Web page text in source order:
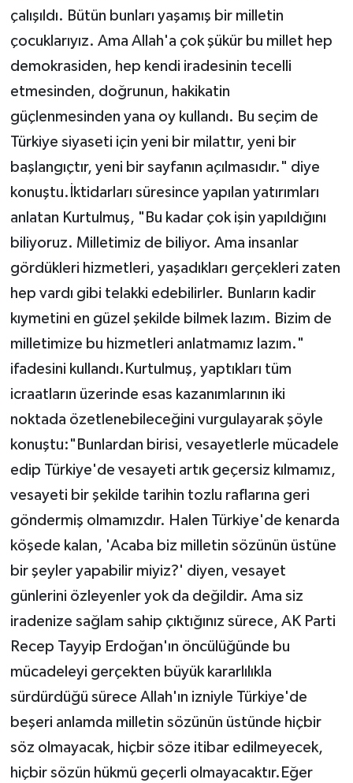
çalışıldı. Bütün bunları yaşamış bir milletin
çocuklarıyız. Ama Allah'a çok şükür bu millet hep
demokrasiden, hep kendi iradesinin tecelli
etmesinden, doğrunun, hakikatin
güçlenmesinden yana oy kullandı. Bu seçim de
Türkiye siyaseti için yeni bir milattır, yeni bir
başlangıçtır, yeni bir sayfanın açılmasıdır." diye
konuştu.İktidarları süresince yapılan yatırımları
anlatan Kurtulmuş, "Bu kadar çok işin yapıldığını
biliyoruz. Milletimiz de biliyor. Ama insanlar
gördükleri hizmetleri, yaşadıkları gerçekleri zaten
hep vardı gibi telakki edebilirler. Bunların kadir
kıymetini en güzel şekilde bilmek lazım. Bizim de
milletimize bu hizmetleri anlatmamız lazım."
ifadesini kullandı.Kurtulmuş, yaptıkları tüm
icraatların üzerinde esas kazanımlarının iki
noktada özetlenebileceğini vurgulayarak şöyle
konuştu:"Bunlardan birisi, vesayetlerle mücadele
edip Türkiye'de vesayeti artık geçersiz kılmamız,
vesayeti bir şekilde tarihin tozlu raflarına geri
göndermiş olmamızdır. Halen Türkiye'de kenarda
köşede kalan, 'Acaba biz milletin sözünün üstüne
bir şeyler yapabilir miyiz?' diyen, vesayet
günlerini özleyenler yok da değildir. Ama siz
iradenize sağlam sahip çıktığınız sürece, AK Parti
Recep Tayyip Erdoğan'ın öncülüğünde bu
mücadeleyi gerçekten büyük kararlılıkla
sürdürdüğü sürece Allah'ın izniyle Türkiye'de
beşeri anlamda milletin sözünün üstünde hiçbir
söz olmayacak, hiçbir söze itibar edilmeyecek,
hiçbir sözün hükmü geçerli olmayacaktır.Eğer